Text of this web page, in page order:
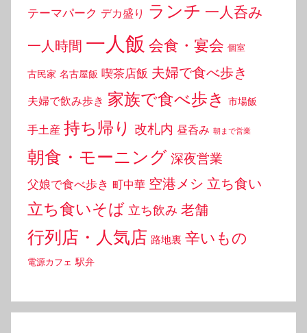
テーマパーク デカ盛り ランチ 一人呑み
一人時間 一人飯 会食・宴会 個室
古民家 名古屋飯 喫茶店飯 夫婦で食べ歩き
夫婦で飲み歩き 家族で食べ歩き 市場飯
手土産 持ち帰り 改札内 昼呑み 朝まで営業
朝食・モーニング 深夜営業
父娘で食べ歩き 町中華 空港メシ 立ち食い
立ち食いそば 立ち飲み 老舗
行列店・人気店 路地裏 辛いもの
電源カフェ 駅弁